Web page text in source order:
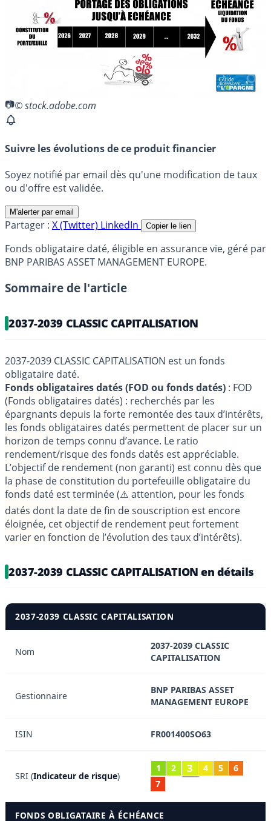
© stock.adobe.com
Suivre les évolutions de ce produit financier
Soyez notifié par email dès qu'une modification de taux
ou d'offre est validée.
M'alerter par email
Partager : X (Twitter) LinkedIn Copier le lien
Fonds obligataire daté, éligible en assurance vie, géré par
BNP PARIBAS ASSET MANAGEMENT EUROPE.
Sommaire de l'article
2037-2039 CLASSIC CAPITALISATION
2037-2039 CLASSIC CAPITALISATION est un fonds
obligataire daté.
Fonds obligataires datés (FOD ou fonds datés) : FOD
(Fonds obligataires datés) : recherchés par les
épargnants depuis la forte remontée des taux d’intérêts,
les fonds obligataires datés permettent de placer sur un
horizon de temps connu d’avance. Le ratio
rendement/risque des fonds datés est appréciable.
L’objectif de rendement (non garanti) est connu dès que
la phase de constitution du portefeuille obligataire du
fonds daté est terminée (⚠️ attention, pour les fonds
datés dont la date de fin de souscription est encore
éloignée, cet objectif de rendement peut fortement
varier en fonction de l’évolution des taux d’intérêts).
2037-2039 CLASSIC CAPITALISATION en détails
2037-2039 CLASSIC CAPITALISATION
Nom
2037-2039 CLASSIC
CAPITALISATION
Gestionnaire
BNP PARIBAS ASSET
MANAGEMENT EUROPE
ISIN FR001400SO63
SRI (Indicateur de risque)
1 2 3 4 5
6
7
FONDS OBLIGATAIRE À ÉCHÉANCE